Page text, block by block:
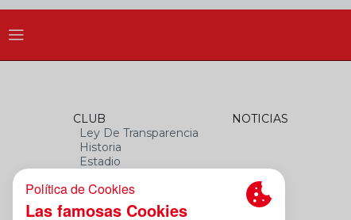
CLUB
Ley De Transparencia
Historia
Estadio
Datos Del Club
NOTICIAS